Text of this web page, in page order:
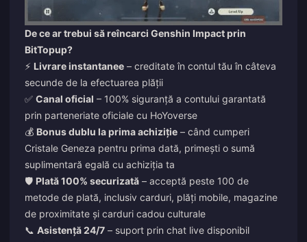
De ce ar trebui să reîncarci Genshin Impact prin
BitTopup?
⚡ Livrare instantanee – creditate în contul tău în câteva
secunde de la efectuarea plății
✅ Canal oficial – 100% siguranță a contului garantată
prin parteneriate oficiale cu HoYoverse
💰 Bonus dublu la prima achiziție – când cumperi
Cristale Geneza pentru prima dată, primești o sumă
suplimentară egală cu achiziția ta
🛡️ Plată 100% securizată – acceptă peste 100 de
metode de plată, inclusiv carduri, plăți mobile, magazine
de proximitate și carduri cadou culturale
📞 Asistență 24/7 – suport prin chat live disponibil